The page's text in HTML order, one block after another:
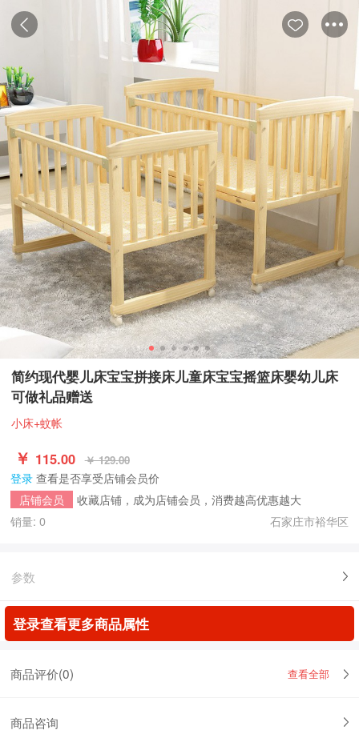
简约现代婴儿床宝宝拼接床儿童床宝宝摇篮床婴幼儿床
可做礼品赠送
小床+蚊帐
￥ 115.00 ￥ 129.00
登录 查看是否享受店铺会员价
店铺会员
收藏店铺，成为店铺会员，消费越高优惠越大
销量: 0
石家庄市裕华区
参数
登录查看更多商品属性
商品评价(0) 查看全部
商品咨询